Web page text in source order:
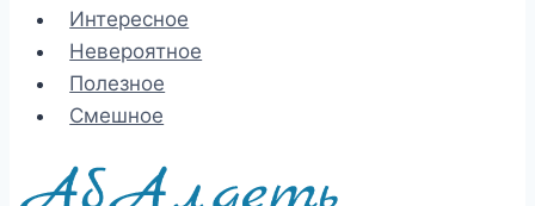
Интересное
Невероятное
Полезное
Смешное